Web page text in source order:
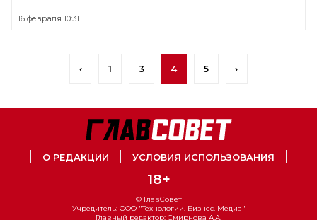
16 февраля 10:31
‹ 1 3 4 5 ›
О РЕДАКЦИИ УСЛОВИЯ ИСПОЛЬЗОВАНИЯ
18+
© ГлавСовет
Учредитель: ООО "Технологии. Бизнес. Медиа"
Главный редактор: Смирнова А.А.